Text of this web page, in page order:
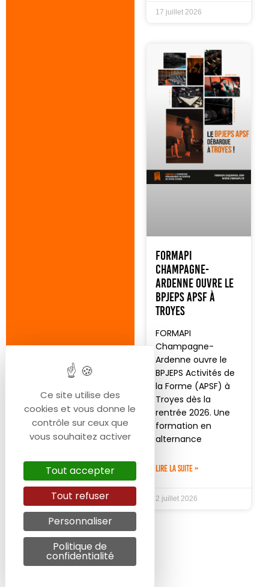
17 juillet 2026
FORMAPI
Champagne-
Ardenne ouvre le
BPJEPS APSF à
Troyes
FORMAPI
Champagne-
Ardenne ouvre le
BPJEPS Activités de
la Forme (APSF) à
Troyes dès la
rentrée 2026. Une
formation en
alternance
LIRE LA SUITE »
2 juillet 2026
Ce site utilise des
cookies et vous donne le
contrôle sur ceux que
vous souhaitez activer
Tout accepter
Tout refuser
Personnaliser
Politique de
confidentialité